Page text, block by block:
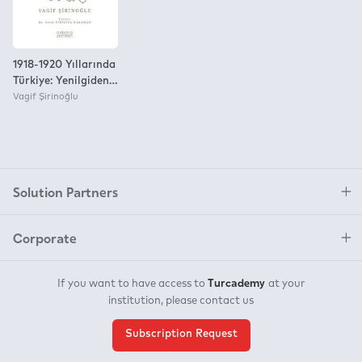
1918-1920 Yıllarında
Türkiye: Yenilgiden
Zafere Doğru
Vagif Şirinoğlu
Solution Partners
Corporate
If you want to have access to Turcademy at your
institution, please contact us
Subscription Request